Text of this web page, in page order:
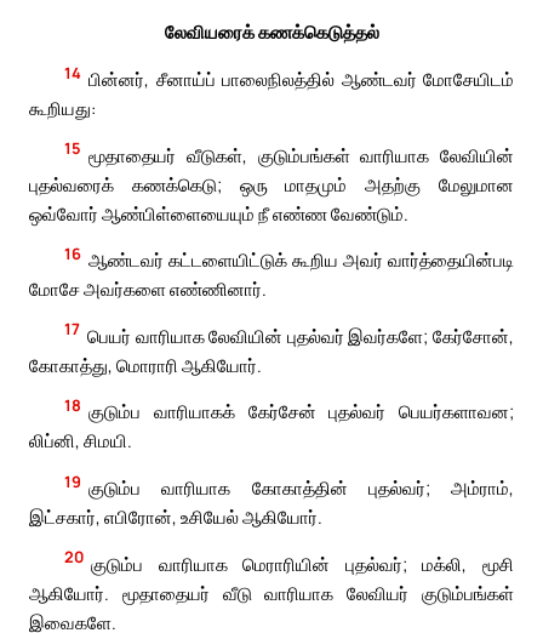
லேவியரைக் கணக்கெடுத்தல்
14 பின்னர், சீனாய்ப் பாலைநிலத்தில் ஆண்டவர் மோசேயிடம்
கூறியது:
15 மூதாதையர் வீடுகள், குடும்பங்கள் வாரியாக லேவியின்
புதல்வரைக் கணக்கெடு; ஒரு மாதமும் அதற்கு மேலுமான
ஒவ்வோர் ஆண்பிள்ளையையும் நீ எண்ண வேண்டும்.
16 ஆண்டவர் கட்டளையிட்டுக் கூறிய அவர் வார்த்தையின்படி
மோசே அவர்களை எண்ணினார்.
17 பெயர் வாரியாக லேவியின் புதல்வர் இவர்களே; கேர்சோன்,
கோகாத்து, மொராரி ஆகியோர்.
18 குடும்ப வாரியாகக் கேர்சேன் புதல்வர் பெயர்களாவன;
லிப்னி, சிமயி.
19 குடும்ப வாரியாக கோகாத்தின் புதல்வர்; அம்ராம்,
இட்சகார், எபிரோன், உசியேல் ஆகியோர்.
20 குடும்ப வாரியாக மெராரியின் புதல்வர்; மக்லி, மூசி
ஆகியோர். மூதாதையர் வீடு வாரியாக லேவியர் குடும்பங்கள்
இவைகளே.